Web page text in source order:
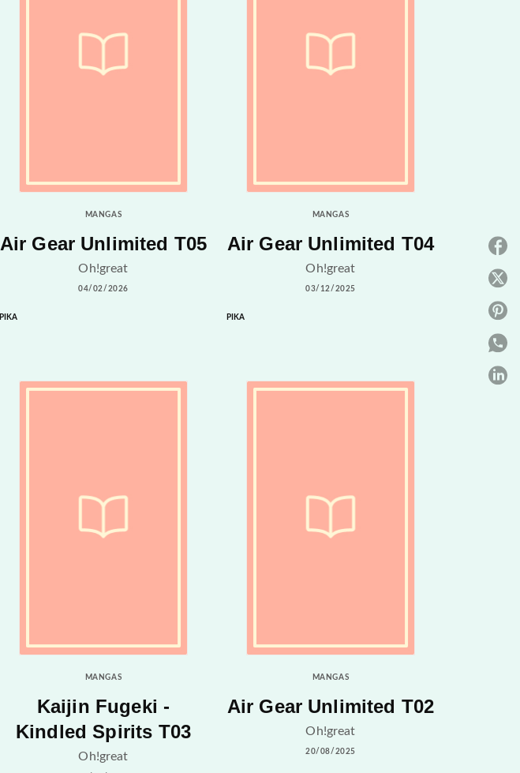
MANGAS
Air Gear Unlimited T05
Oh!great
04/02/2026
PIKA
MANGAS
Air Gear Unlimited T04
Oh!great
03/12/2025
PIKA
MANGAS
Kaijin Fugeki -
Kindled Spirits T03
Oh!great
MANGAS
Air Gear Unlimited T02
Oh!great
20/08/2025